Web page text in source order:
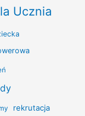
Ucznia
rekrutacja